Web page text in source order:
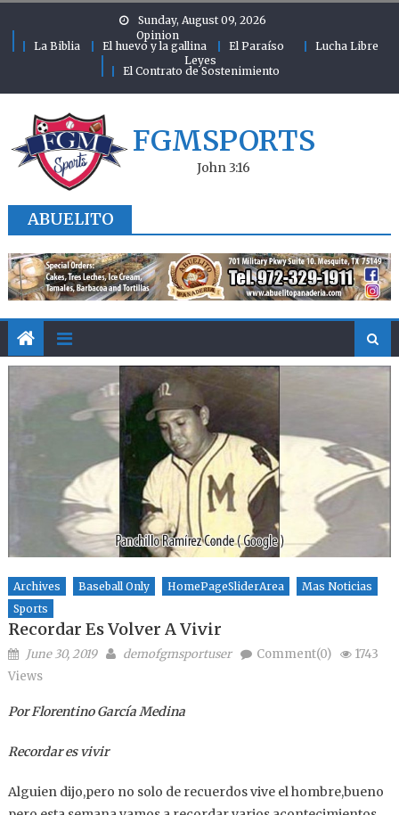
Sunday, August 09, 2026
Opinion
La Biblia
El huevo y la gallina El Paraíso
Lucha Libre
Leyes
El Contrato de Sostenimiento
FGMSPORTS
John 3:16
ABUELITO
Archives Baseball Only HomePageSliderArea
Mas Noticias
Sports
Recordar Es Volver A Vivir
Posted on
June 30, 2019 Author
demofgmsportuser Comment(0)
1743
Views
Por Florentino García Medina
Recordar es vivir
Alguien dijo,pero no solo de recuerdos vive el hombre,bueno